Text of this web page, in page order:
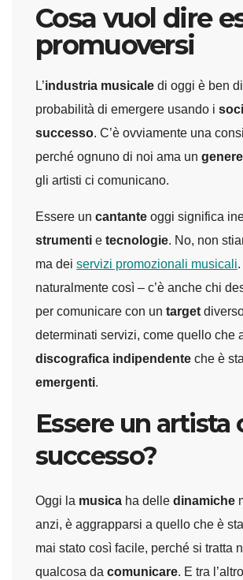
Cosa vuol dire
promuoversi
L’industria musicale di oggi è ben
probabilità di emergere usando i
successo. C’è ovviamente una
perché ognuno di noi ama un genere
gli artisti ci comunicano.
Essere un cantante oggi significa
strumenti e tecnologie. No, non
ma dei servizi promozionali musicali
naturalmente così – c’è anche chi
per comunicare con un target
determinati servizi, come quello che
discografica indipendente che è
emergenti.
Essere un
successo?
Oggi la musica ha delle dinamiche
anzi, è aggrapparsi a quello che è
mai stato così facile, perché si tratta
qualcosa da comunicare. E tra